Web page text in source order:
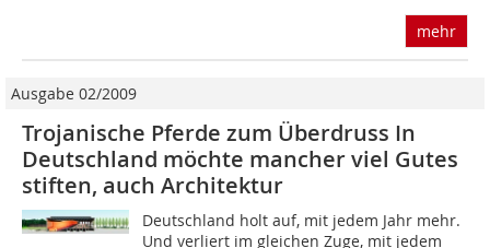
mehr
Ausgabe 02/2009
Trojanische Pferde zum Überdruss In
Deutschland möchte mancher viel Gutes
stiften, auch Architektur
Deutschland holt auf, mit jedem Jahr mehr.
Und verliert im gleichen Zuge, mit jedem